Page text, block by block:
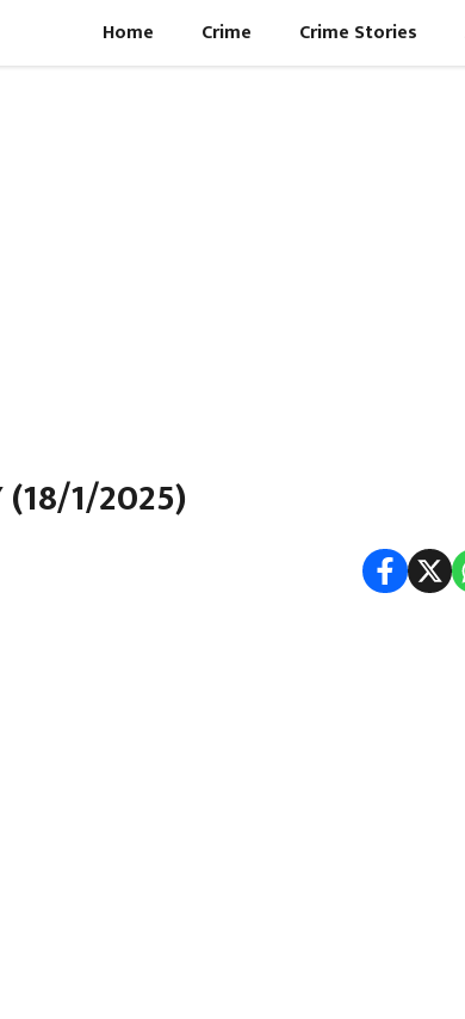
Home Crime Crime Stories
(18/1/2025)